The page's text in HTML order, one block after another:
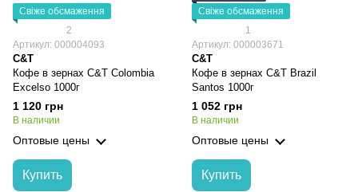
Свіже обсмаження
2
Артикул: 000004093
C&T
Кофе в зернах C&T Colombia
Excelso 1000г
1 120 грн
В наличии
Оптовые цены
Купить
Свіже обсмаження
1
Артикул: 000003671
C&T
Кофе в зернах C&T Brazil
Santos 1000г
1 052 грн
В наличии
Оптовые цены
Купить